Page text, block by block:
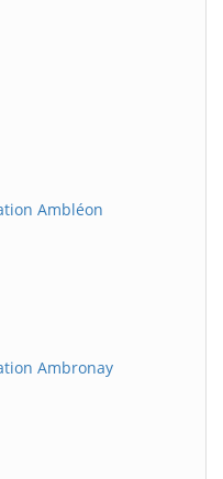
Ambléon
Ambronay